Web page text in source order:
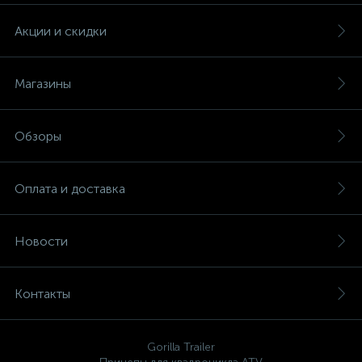
Акции и скидки
Магазины
Обзоры
Оплата и доставка
Новости
Контакты
Gorilla Trailer